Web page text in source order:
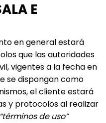
E
en general estará
que las autoridades
vigentes a la fecha en
se dispongan como
el cliente estará
y protocolos al realizar
“términos de uso”